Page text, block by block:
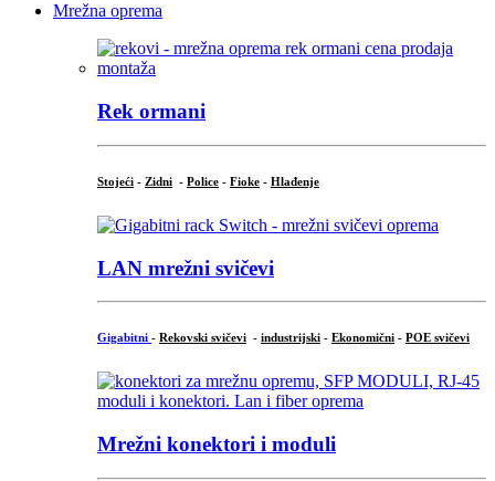
Mrežna oprema
Rek ormani
Stojeći - Zidni - Police - Fioke - Hlađenje
LAN mrežni svičevi
Gigabitni - Rekovski svičevi - industrijski - Ekonomični - POE svičevi
Mrežni konektori i moduli